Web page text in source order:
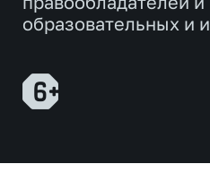
образовательных и